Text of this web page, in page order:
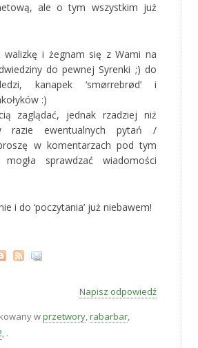
ale o tym wszystkim już
i żegnam się z Wami na
do pewnej Syrenki ;) do
kanapek ‘smørrebrød’ i
:)
zaglądać, jednak rzadziej niż
razie ewentualnych pytań /
w komentarzach pod tym
sprawdzać wiadomości
i do ‘poczytania’ już niebawem!
Napisz odpowiedź
wprzetwory,rabarbar,
, .